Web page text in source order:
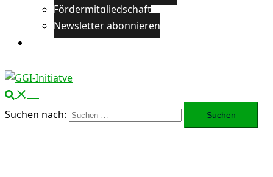
Fördermitgliedschaft
Newsletter abonnieren
Öffentlichkeitsarbeit
Suchen nach: